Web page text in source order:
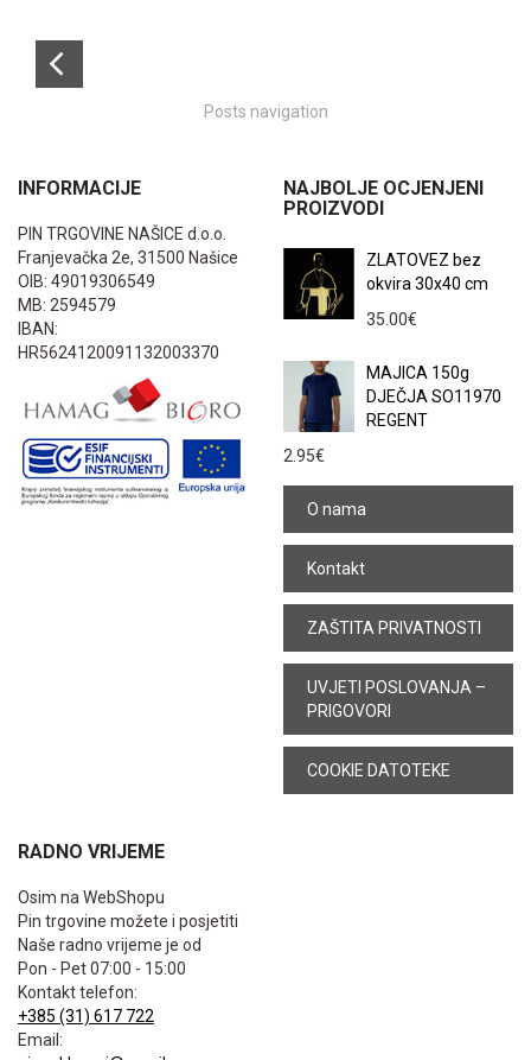
Posts navigation
INFORMACIJE
PIN TRGOVINE NAŠICE d.o.o.
Franjevačka 2e, 31500 Našice
OIB: 49019306549
MB: 2594579
IBAN:
HR5624120091132003370
NAJBOLJE OCJENJENI
PROIZVODI
ZLATOVEZ bez
okvira 30x40 cm
35.00€
MAJICA 150g
DJEČJA SO11970
REGENT
2.95€
O nama
Kontakt
ZAŠTITA PRIVATNOSTI
UVJETI POSLOVANJA –
PRIGOVORI
COOKIE DATOTEKE
RADNO VRIJEME
Osim na WebShopu
Pin trgovine možete i posjetiti
Naše radno vrijeme je od
Pon - Pet 07:00 - 15:00
Kontakt telefon:
+385 (31) 617 722
Email: